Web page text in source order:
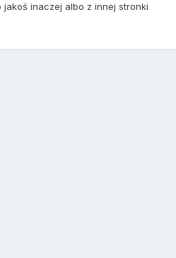
jakoś inaczej albo z innej stronki